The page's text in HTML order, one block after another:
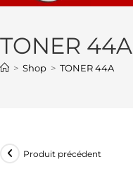
TONER 44A
> Shop > TONER 44A
Produit précédent